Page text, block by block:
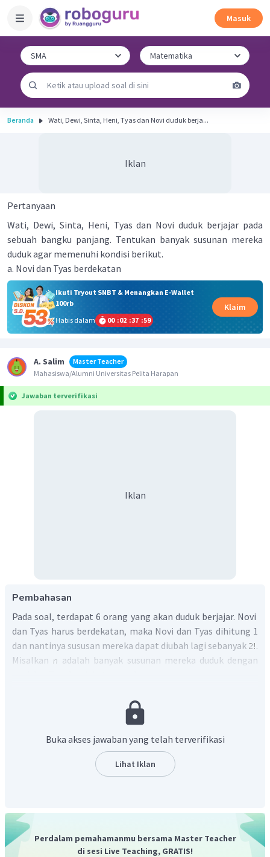
Masuk
Beranda Wati, Dewi, Sinta, Heni, Tyas dan Novi duduk berja...
Iklan
Pertanyaan
Wati, Dewi, Sinta, Heni, Tyas dan Novi duduk berjajar pada
sebuah bangku panjang. Tentukan banyak susunan mereka
duduk agar memenuhi kondisi berikut.
a. Novi dan Tyas berdekatan
Ikuti Tryout SNBT & Menangkan E-Wallet
100rb
Habis dalam
00 :02 :37 :59
Klaim
A. Salim
Master Teacher
Mahasiswa/Alumni Universitas Pelita Harapan
Jawaban terverifikasi
Iklan
Pembahasan
Pada soal, terdapat 6 orang yang akan duduk berjajar. Novi
dan Tyas harus berdekatan, maka Novi dan Tyas dihitung 1
dan nantinya sususan mereka dapat diubah lagi sebanyak
.
Misalkan
adalah banyak susunan mereka duduk dengan
Buka akses jawaban yang telah terverifikasi
Lihat Iklan
Perdalam pemahamanmu bersama Master Teacher
di sesi Live Teaching, GRATIS!